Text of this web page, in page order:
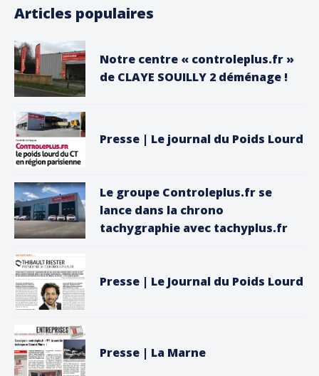
Articles populaires
Notre centre « controleplus.fr »
de CLAYE SOUILLY 2 déménage !
Presse | Le journal du Poids Lourd
Le groupe Controleplus.fr se
lance dans la chrono
tachygraphie avec tachyplus.fr
Presse | Le Journal du Poids Lourd
Presse | La Marne